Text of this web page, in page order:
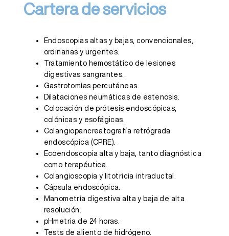
Cartera de servicios
Endoscopias altas y bajas, convencionales,
ordinarias y urgentes.
Tratamiento hemostático de lesiones
digestivas sangrantes.
Gastrotomías percutáneas.
Dilataciones neumáticas de estenosis.
Colocación de prótesis endoscópicas,
colónicas y esofágicas.
Colangiopancreatografía retrógrada
endoscópica (CPRE).
Ecoendoscopia alta y baja, tanto diagnóstica
como terapéutica.
Colangioscopia y litotricia intraductal.
Cápsula endoscópica.
Manometría digestiva alta y baja de alta
resolución.
pHmetria de 24 horas.
Tests de aliento de hidrógeno.